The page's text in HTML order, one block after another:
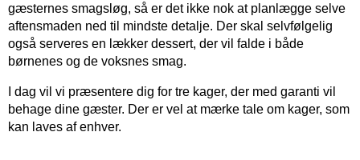
gæsternes smagsløg, så er det ikke nok at planlægge selve
aftensmaden ned til mindste detalje. Der skal selvfølgelig
også serveres en lækker dessert, der vil falde i både
børnenes og de voksnes smag.
I dag vil vi præsentere dig for tre kager, der med garanti vil
behage dine gæster. Der er vel at mærke tale om kager, som
kan laves af enhver.